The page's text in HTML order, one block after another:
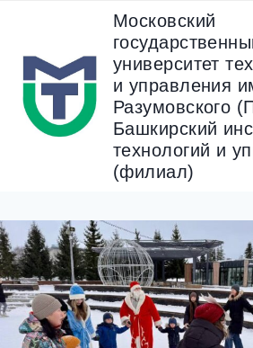
содержанию
Московский
университет
и управления
Разумовского
Башкирский
технологий и
(филиал)